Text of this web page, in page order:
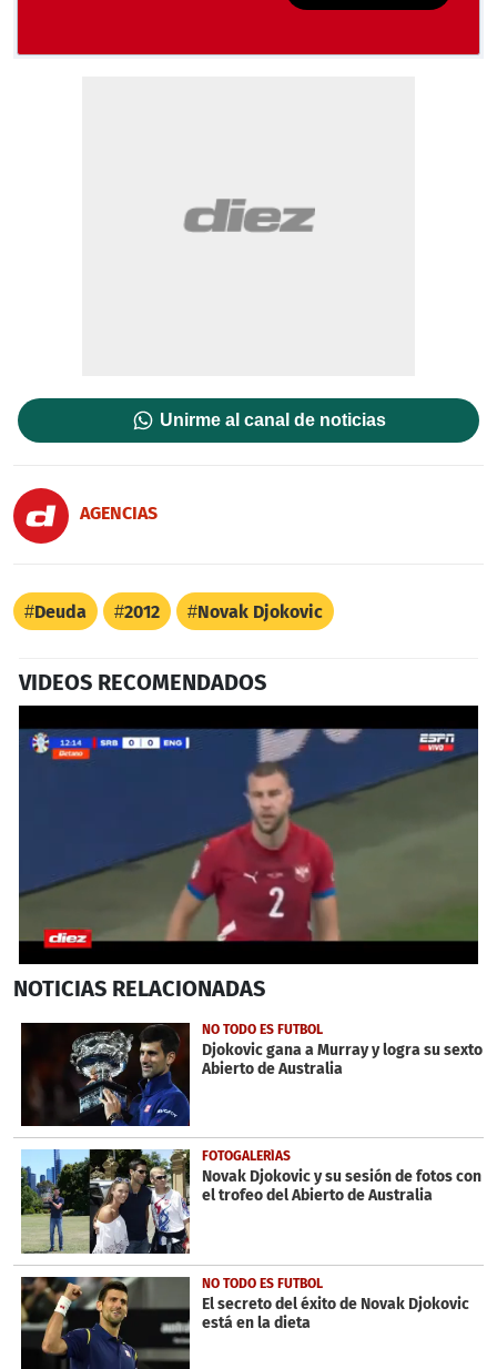
Unirme al canal de noticias
AGENCIAS
Deuda 2012 Novak Djokovic
VIDEOS RECOMENDADOS
seconds
1
minute,
seconds
NOTICIAS RELACIONADAS
NO TODO ES FUTBOL
Djokovic gana a Murray y logra su sexto
Abierto de Australia
FOTOGALERÍAS
Novak Djokovic y su sesión de fotos con
el trofeo del Abierto de Australia
NO TODO ES FUTBOL
El secreto del éxito de Novak Djokovic
está en la dieta